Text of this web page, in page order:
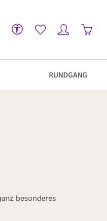
Werkzeugleiste anzeigen
RUNDGANG
besonderes